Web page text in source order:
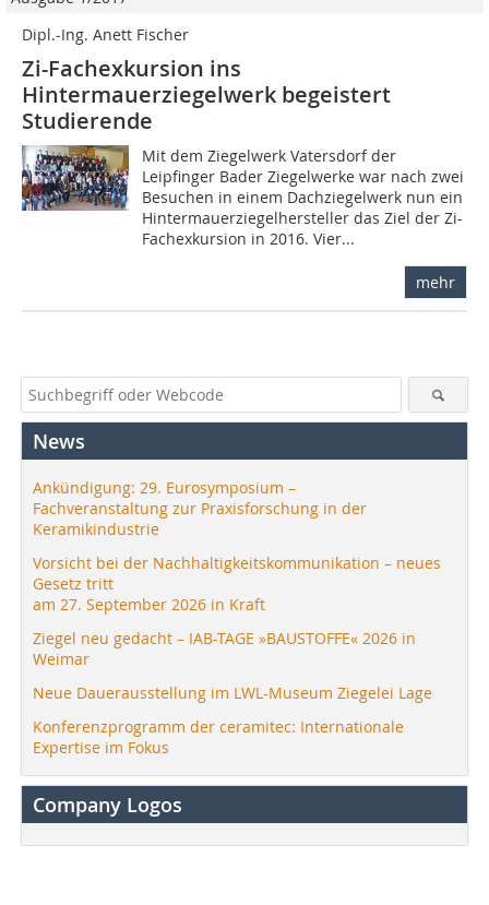
Dipl.-Ing. Anett Fischer
Zi-Fachexkursion ins
Hintermauerziegelwerk begeistert
Studierende
Mit dem Ziegelwerk Vatersdorf der
Leipfinger Bader Ziegelwerke war nach zwei
Besuchen in einem Dachziegelwerk nun ein
Hintermauerziegelhersteller das Ziel der Zi-
Fachexkursion in 2016. Vier...
mehr
News
Ankündigung: 29. Eurosymposium –
Fachveranstaltung zur Praxisforschung in der
Keramikindustrie
Vorsicht bei der Nachhaltigkeitskommunikation – neues
Gesetz tritt
am 27. September 2026 in Kraft
Ziegel neu gedacht – IAB-TAGE »BAUSTOFFE« 2026 in
Weimar
Neue Dauerausstellung im LWL-Museum Ziegelei Lage
Konferenzprogramm der ceramitec: Internationale
Expertise im Fokus
Company Logos